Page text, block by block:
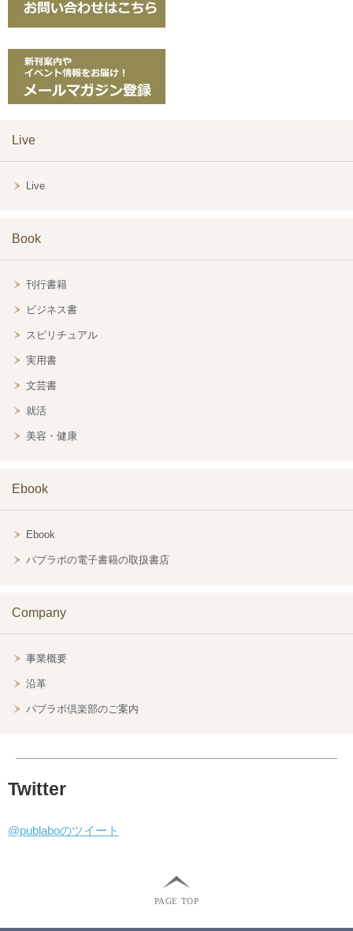
Live
Live
Book
刊行書籍
ビジネス書
スピリチュアル
実用書
文芸書
就活
美容・健康
Ebook
Ebook
パブラボの電子書籍の取扱書店
Company
事業概要
沿革
パブラボ倶楽部のご案内
Twitter
@publaboのツイート
PAGE TOP